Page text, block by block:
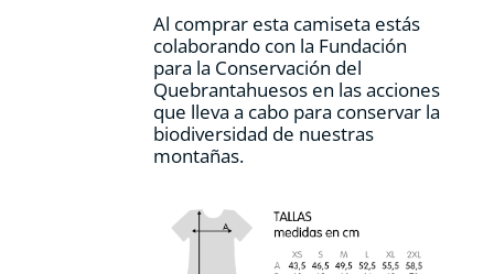
Al comprar esta camiseta estás
colaborando con la Fundación
para la Conservación del
Quebrantahuesos en las acciones
que lleva a cabo para conservar la
biodiversidad de nuestras
montañas.